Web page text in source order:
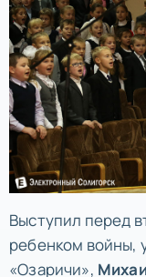
Выступил перед
ребенком войны,
«Озаричи»,